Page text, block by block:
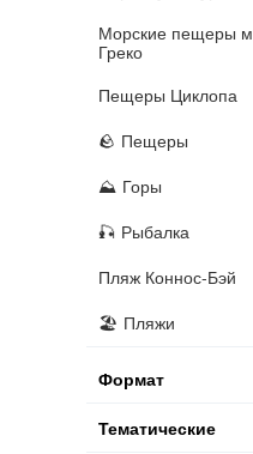
Морские пещеры
Греко
Пещеры Циклопа
Пещеры
Горы
Рыбалка
Пляж Коннос-Бэй
Пляжи
Формат
Тематические